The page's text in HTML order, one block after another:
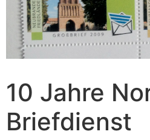
10 Jahre
Briefdienst